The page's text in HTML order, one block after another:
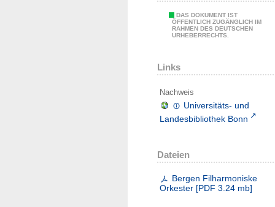
DAS DOKUMENT IST
ÖFFENTLICH ZUGÄNGLICH IM
RAHMEN DES DEUTSCHEN
URHEBERRECHTS.
Links
Nachweis
Universitäts- und
Landesbibliothek Bonn
Dateien
Bergen Filharmoniske
Orkester [PDF 3.24 mb]